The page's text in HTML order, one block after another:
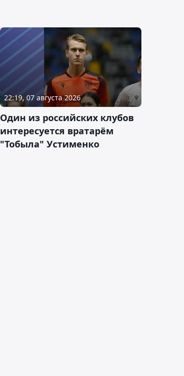
22:19, 07 августа 2026
Один из российских клубов
интересуется вратарём
"Тобыла" Устименко